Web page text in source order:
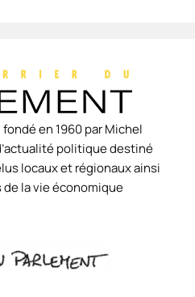
en 1960 par Michel
politique destiné
locaux et régionaux ainsi
de la vie économique